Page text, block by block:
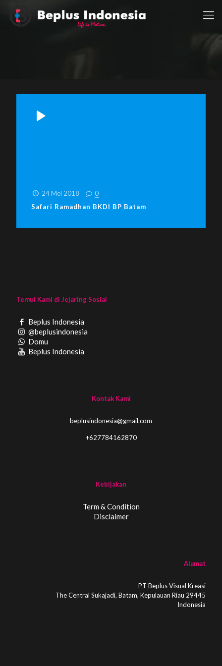
24 Mei 2018
0
Safari Ramadhan BKDI BP Batam
Temui Kami di Jejaring Sosial
Beplus Indonesia
@beplusindonesia
Domu
Beplus Indonesia
Kontak Kami
beplusindonesia@gmail.com
+627784162870
Kebijakan
Term & Condition
Disclaimer
Alamat
PT Beplus Visual Kreasi
The Central Sukajadi, Batam, Kepulauan Riau 29445
Indonesia